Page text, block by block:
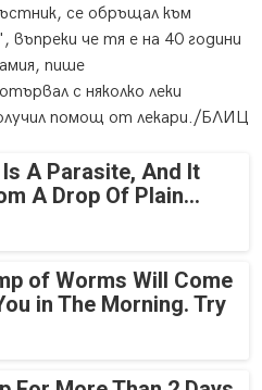
се обръщал към
че тя е на 40 години
пише
с няколко леки
помощ от лекари./БЛИЦ
A Parasite, And It
A Drop Of Plain...
of Worms Will Come
in The Morning. Try